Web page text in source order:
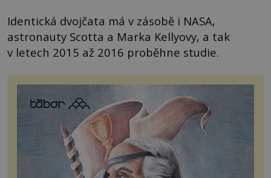
Identická dvojčata má v zásobě i NASA,
astronauty Scotta a Marka Kellyovy, a tak
v letech 2015 až 2016 proběhne studie.